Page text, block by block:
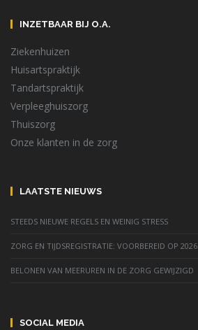
INZETBAAR BIJ O.A.
Ziekenhuizen
Huisartspraktijk
Tandartspraktijk
Verpleeghuiszorg
Thuiszorg
Onze klanten in de zorg
LAATSTE NIEUWS
STEEDS NIEUWE REGELS EN WEINIG STRESS
ZORG EN TIJDSREGISTRATIE: VOORBEREID OP 2026
BELONEN VAN MEERUREN IN DE ZORG GEWIJZIGD
SOCIAL MEDIA